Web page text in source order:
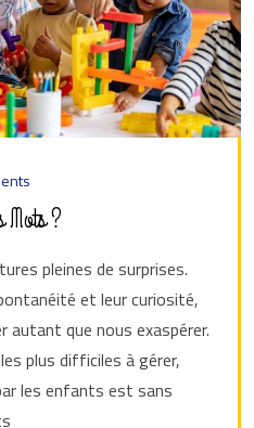
?
pleines de surprises.
et leur curiosité,
autant que nous exaspérer.
plus difficiles à gérer,
les enfants est sans